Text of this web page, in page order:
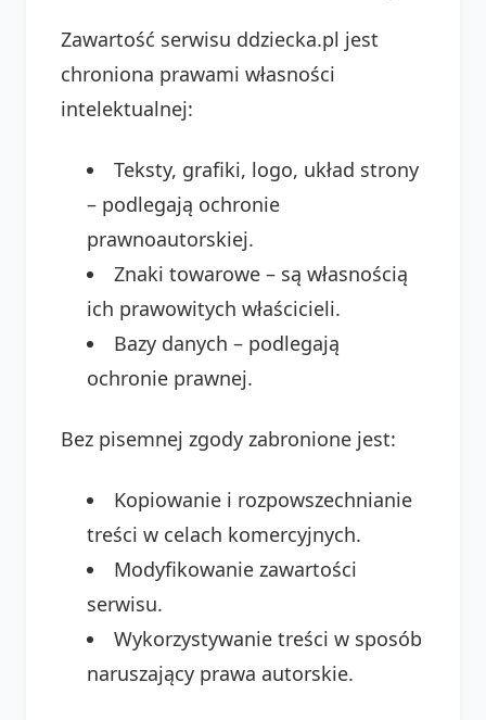
Zawartość serwisu ddziecka.pl jest
chroniona prawami własności
intelektualnej:
Teksty, grafiki, logo, układ strony
– podlegają ochronie
prawnoautorskiej.
Znaki towarowe – są własnością
ich prawowitych właścicieli.
Bazy danych – podlegają
ochronie prawnej.
Bez pisemnej zgody zabronione jest:
Kopiowanie i rozpowszechnianie
treści w celach komercyjnych.
Modyfikowanie zawartości
serwisu.
Wykorzystywanie treści w sposób
naruszający prawa autorskie.